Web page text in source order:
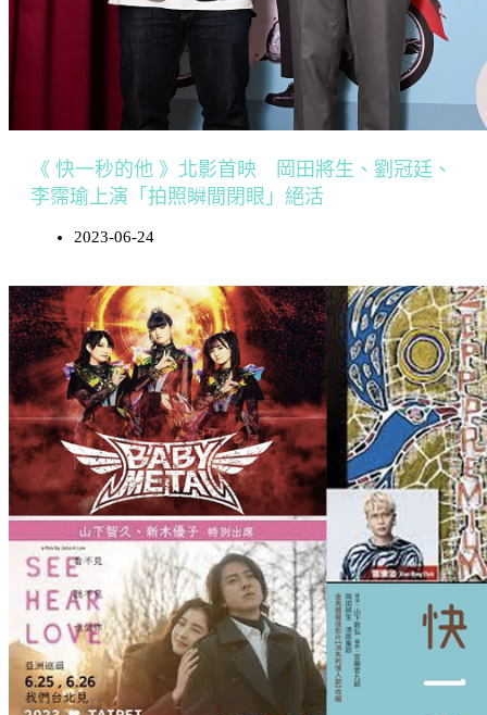
《 快一秒的他 》北影首映 岡田將生、劉冠廷、
李霈瑜上演「拍照瞬間閉眼」絕活
2023-06-24